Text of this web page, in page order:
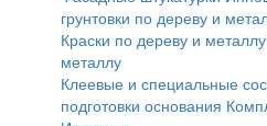
грунтовки по дереву и
Краски по дереву и металлу
металлу
Клеевые и специальные
подготовки основания